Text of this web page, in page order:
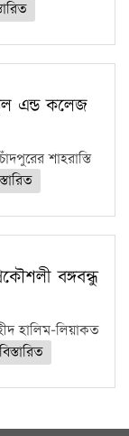
এন্ড কলেজ
শাহরাস্তি
বঙ্গবন্ধু
হালিম-লিয়াকত
বিস্তারিত